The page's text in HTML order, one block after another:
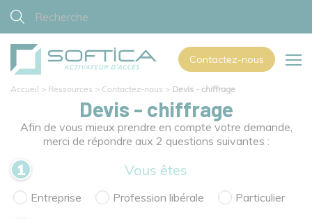
Contactez-nous
Accueil > Ressources > Contactez-nous > Devis - chiffrage
Devis - chiffrage
Afin de vous mieux prendre en compte votre demande,
merci de répondre aux 2 questions suivantes :
Vous êtes
Entreprise Profession libérale Particulier